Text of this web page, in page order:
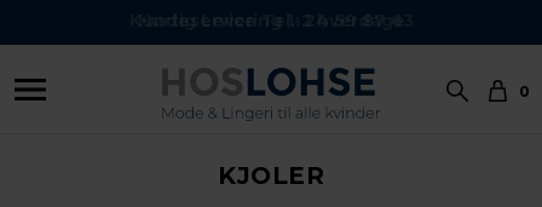
Kundeservice Tel.: 24 59 87 63
0
KJOLER